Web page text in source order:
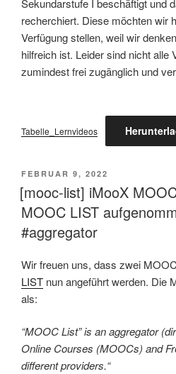
Sekundarstufe I beschäftigt und
recherchiert. Diese möchten wir
Verfügung stellen, weil wir
hilfreich ist. Leider sind nicht alle
zumindest frei zugänglich und
Tabelle_Lernvideos
VERÖFFENTLICHT
AM
FEBRUAR 9, 2022
[mooc-list] iMooX
MOOC LIST
#aggregator
Wir freuen uns, dass zwei
LIST nun angeführt werden. Die
als:
“MOOC List” is an aggregator
Online Courses (MOOCs) and
different providers.“